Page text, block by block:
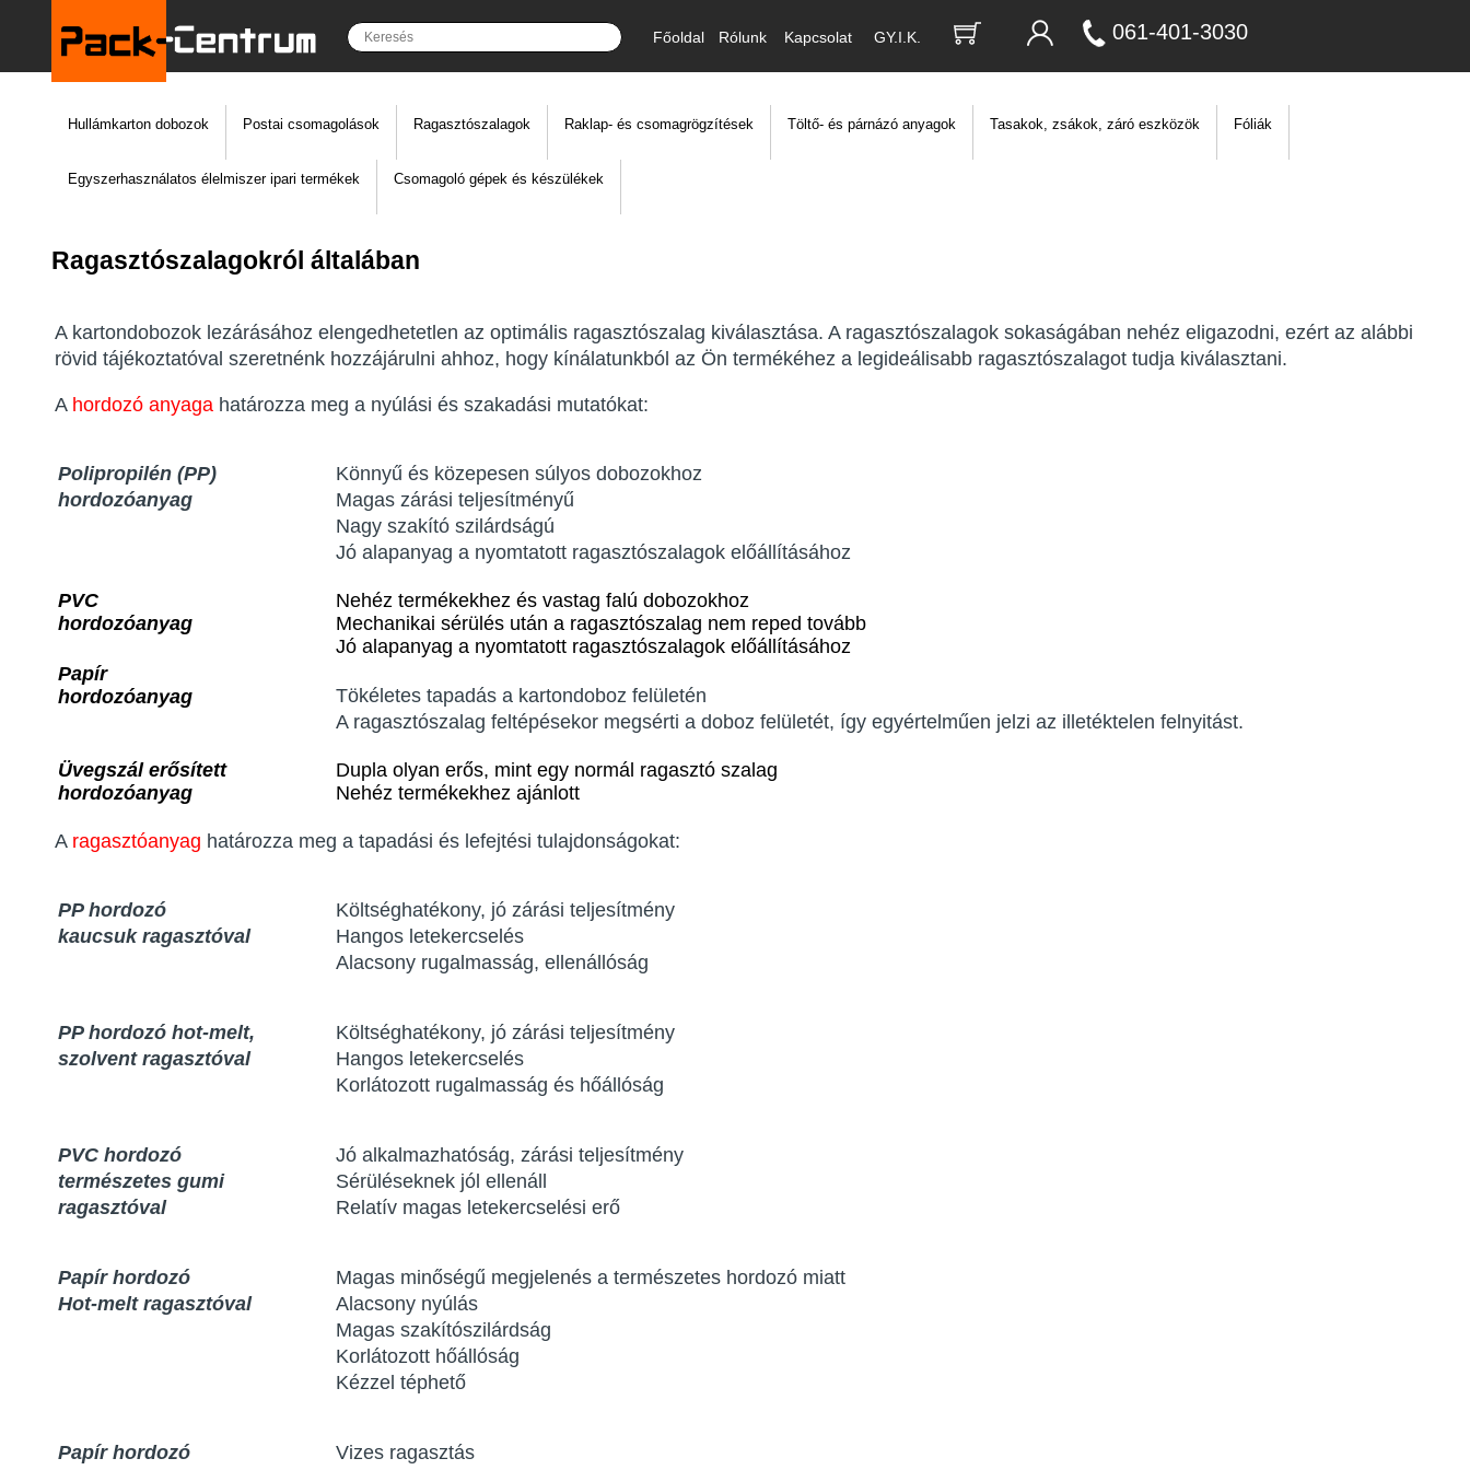
Főoldal Rólunk Kapcsolat GY.I.K. 061-401-3030
Hullámkarton dobozok Postai csomagolások Ragasztószalagok Raklap- és csomagrögzítések Töltő- és párnázó anyagok Tasakok, zsákok, záró eszközök Fóliák
Egyszerhasználatos élelmiszer ipari termékek Csomagoló gépek és készülékek
Ragasztószalagokról általában
A kartondobozok lezárásához elengedhetetlen az optimális ragasztószalag kiválasztása. A ragasztószalagok sokaságában nehéz eligazodni, ezért az alábbi
rövid tájékoztatóval szeretnénk hozzájárulni ahhoz, hogy kínálatunkból az Ön termékéhez a legideálisabb ragasztószalagot tudja kiválasztani.
A hordozó anyaga határozza meg a nyúlási és szakadási mutatókat:
Polipropilén (PP)
hordozóanyag
Könnyű és közepesen súlyos dobozokhoz
Magas zárási teljesítményű
Nagy szakító szilárdságú
Jó alapanyag a nyomtatott ragasztószalagok előállításához
PVC
hordozóanyag
Nehéz termékekhez és vastag falú dobozokhoz
Mechanikai sérülés után a ragasztószalag nem reped tovább
Jó alapanyag a nyomtatott ragasztószalagok előállításához
Papír
hordozóanyag
Tökéletes tapadás a kartondoboz felületén
A ragasztószalag feltépésekor megsérti a doboz felületét, így egyértelműen jelzi az illetéktelen felnyitást.
Üvegszál erősített
hordozóanyag
Dupla olyan erős, mint egy normál ragasztó szalag
Nehéz termékekhez ajánlott
A ragasztóanyag határozza meg a tapadási és lefejtési tulajdonságokat:
PP hordozó
kaucsuk ragasztóval
Költséghatékony, jó zárási teljesítmény
Hangos letekercselés
Alacsony rugalmasság, ellenállóság
PP hordozó hot-melt,
szolvent ragasztóval
Költséghatékony, jó zárási teljesítmény
Hangos letekercselés
Korlátozott rugalmasság és hőállóság
PVC hordozó
természetes gumi
ragasztóval
Jó alkalmazhatóság, zárási teljesítmény
Sérüléseknek jól ellenáll
Relatív magas letekercselési erő
Papír hordozó
Hot-melt ragasztóval
Magas minőségű megjelenés a természetes hordozó miatt
Alacsony nyúlás
Magas szakítószilárdság
Korlátozott hőállóság
Kézzel téphető
Papír hordozó
Vizes ragasztás